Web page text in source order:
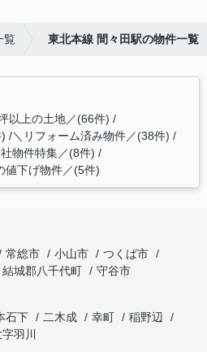
覧 東北本線 間々田駅の物件一覧
以上の土地／(66件)
＼リフォーム済み物件／(38件)
物件特集／(8件)
値下げ物件／(5件)
常総市 小山市
つくば市
結城郡八千代町
守谷市
石下 二木成 幸町
稲野辺
羽川